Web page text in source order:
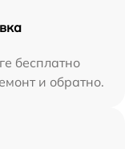
бесплатно
и обратно.